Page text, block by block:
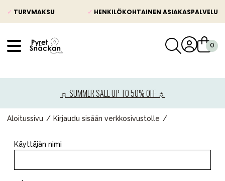
✓ TURVMAKSU ✓ HENKILÖKOHTAINEN ASIAKASPALVELU
☼ SUMMER SALE UP TO 50% OFF ☼
Aloitussivu Kirjaudu sisään verkkosivustolle
Käyttäjän nimi
Lastenvaunut
Lasten turvaistuimet
Lelut ja pelit